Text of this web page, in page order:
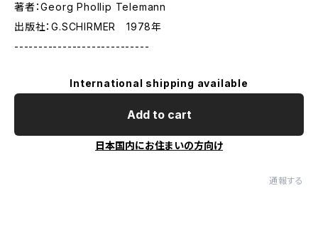
著者：Georg Phollip Telemann
出版社：G.SCHIRMER 1978年
----------------------------
International shipping available
Add to cart
日本国内にお住まいの方向け
通報する